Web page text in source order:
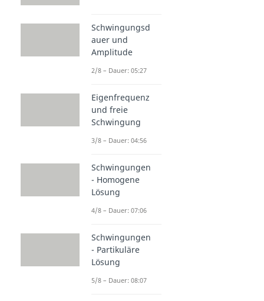
Schwingungsd
auer und
Amplitude
2/8 – Dauer: 05:27
Eigenfrequenz
und freie
Schwingung
3/8 – Dauer: 04:56
Schwingungen
- Homogene
Lösung
4/8 – Dauer: 07:06
Schwingungen
- Partikuläre
Lösung
5/8 – Dauer: 08:07